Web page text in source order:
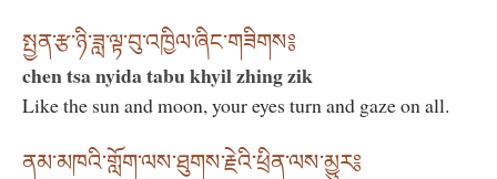
སྤྱན་རྩ་ཉི་ཟླ་ལྟ་བུ་འཁྱིལ་ཞིང་གཟིགས༔
chen tsa nyida tabu khyil zhing zik
Like the sun and moon, your eyes turn and gaze on all.
ནམ་མཁའི་གློག་ལས་ཐུགས་རྗེའི་ཕྲིན་ལས་མྱུར༔